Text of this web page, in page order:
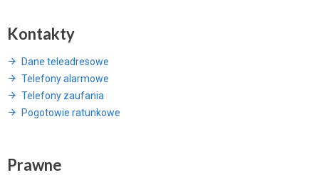
Kontakty
Dane teleadresowe
Telefony alarmowe
Telefony zaufania
Pogotowie ratunkowe
Prawne